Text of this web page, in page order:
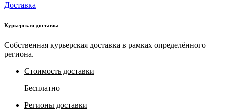
Доставка
Курьерская доставка
Собственная курьерская доставка в рамках определённого
региона.
Стоимость доставки
Бесплатно
Регионы доставки